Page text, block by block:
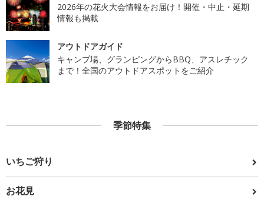
2026年の花火大会情報をお届け！開催・中止・延期
情報も掲載
アウトドアガイド
キャンプ場、グランピングからBBQ、アスレチック
まで！全国のアウトドアスポットをご紹介
季節特集
いちご狩り
お花見